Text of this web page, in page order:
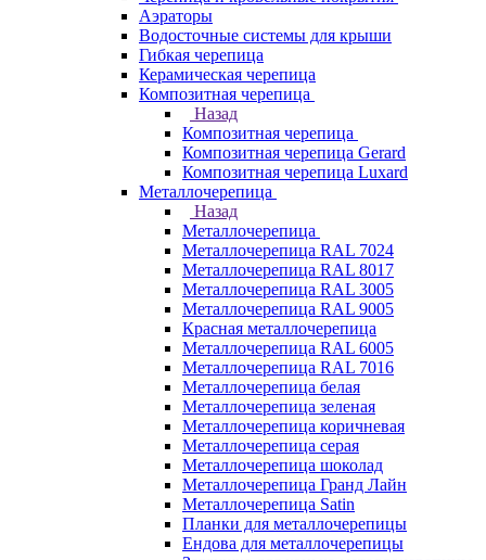
Аэраторы
Водосточные системы для крыши
Гибкая черепица
Керамическая черепица
Композитная черепица
Назад
Композитная черепица
Композитная черепица Gerard
Композитная черепица Luxard
Металлочерепица
Назад
Металлочерепица
Металлочерепица RAL 7024
Металлочерепица RAL 8017
Металлочерепица RAL 3005
Металлочерепица RAL 9005
Красная металлочерепица
Металлочерепица RAL 6005
Металлочерепица RAL 7016
Металлочерепица белая
Металлочерепица зеленая
Металлочерепица коричневая
Металлочерепица серая
Металлочерепица шоколад
Металлочерепица Гранд Лайн
Металлочерепица Satin
Планки для металлочерепицы
Ендова для металлочерепицы